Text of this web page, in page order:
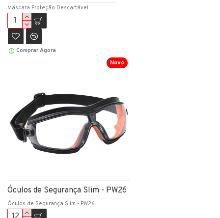
Máscara Proteção Descartável
Comprar Agora
Novo
Óculos de Segurança Slim - PW26
Óculos de Segurança Slim - PW26